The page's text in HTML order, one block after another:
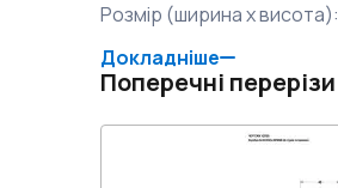
Розмір (ширина x висота):
Докладніше
Поперечні перерізи